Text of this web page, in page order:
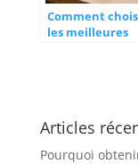
Comment
les meilleures
Articles
Pourquoi